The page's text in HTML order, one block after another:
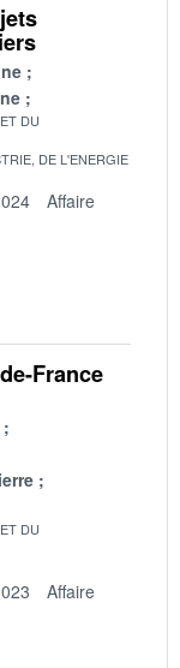
DU
DE L'ENERGIE
Affaire
France
DU
Affaire